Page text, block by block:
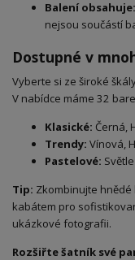
Balení obsahuje:
nejsou součástí
Dostupné v
​Vyberte si ze široké
V nabídce máme 32
Klasické: Černá,
Trendy: Vínová,
Pastelové:
Tip: Zkombinujte
kabátem pro
ukázkové fotografii.
Rozšiřte šatník své